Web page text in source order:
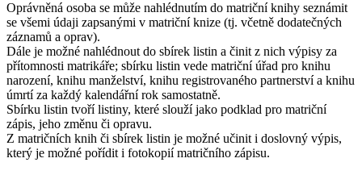
Oprávněná osoba se může nahlédnutím do matriční knihy seznámit
se všemi údaji zapsanými v matriční knize (tj. včetně dodatečných
záznamů a oprav).
Dále je možné nahlédnout do sbírek listin a činit z nich výpisy za
přítomnosti matrikáře; sbírku listin vede matriční úřad pro knihu
narození, knihu manželství, knihu registrovaného partnerství a knihu
úmrtí za každý kalendářní rok samostatně.
Sbírku listin tvoří listiny, které slouží jako podklad pro matriční
zápis, jeho změnu či opravu.
Z matričních knih či sbírek listin je možné učinit i doslovný výpis,
který je možné pořídit i fotokopií matričního zápisu.